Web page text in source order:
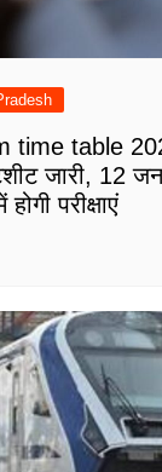
time table
जारी, 12
परीक्षाएं